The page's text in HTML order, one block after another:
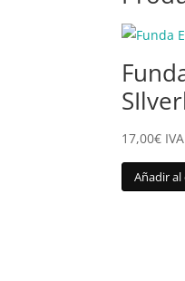
17,00€
Añadir